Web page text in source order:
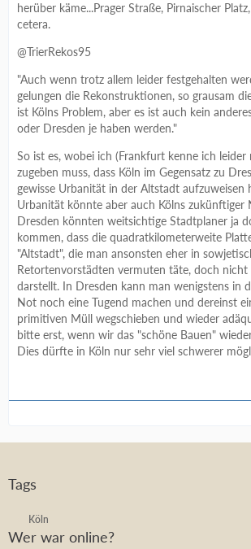
herüber käme...Prager Straße, Pirnaischer
cetera.
@TrierRekos95
"Auch wenn trotz allem leider festgehalten
gelungen die Rekonstruktionen, so grausam
ist Kölns Problem, aber es ist auch kein
oder Dresden je haben werden."
So ist es, wobei ich (Frankfurt kenne ich leider
zugeben muss, dass Köln im Gegensatz zu
gewisse Urbanität in der Altstadt aufzuweisen
Urbanität könnte aber auch Kölns zukünftiger
Dresden könnten weitsichtige Stadtplaner ja
kommen, dass die quadratkilometerweite
"Altstadt", die man ansonsten eher in
Retortenvorstädten vermuten täte, doch
darstellt. In Dresden kann man wenigstens in
Not noch eine Tugend machen und dereinst
primitiven Müll wegschieben und wieder
bitte erst, wenn wir das "schöne Bauen"
Dies dürfte in Köln nur sehr viel schwerer
Tags
Köln
Wer war online?